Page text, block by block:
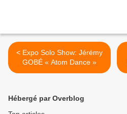
< Expo Solo Show: Jérémy
GOBÉ « Atom Dance »
Hébergé par Overblog